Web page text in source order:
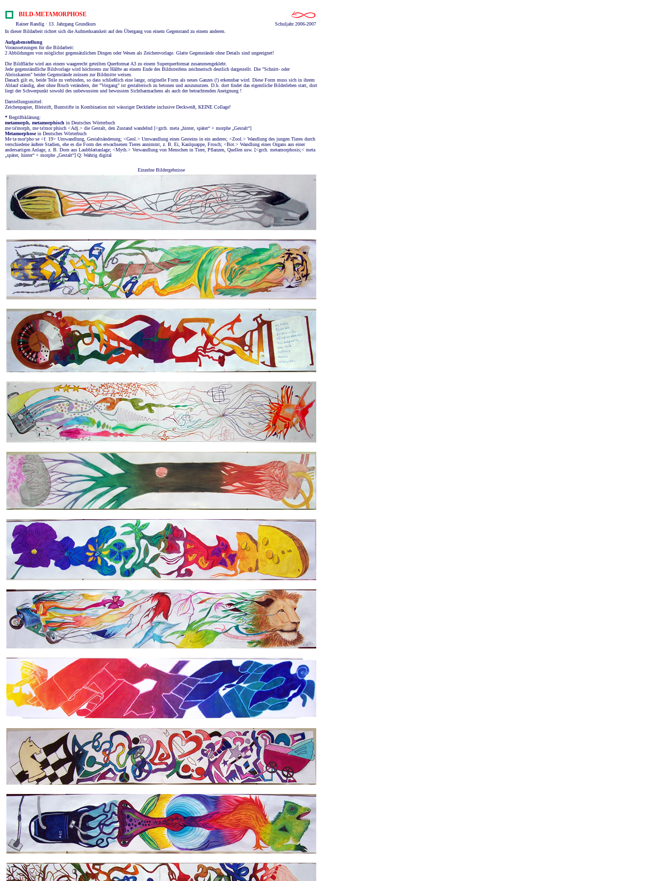
BILD-METAMORPHOSE
Rainer Randig · 13. Jahrgang Grundkurs
Schuljahr 2006-2007
In dieser Bildarbeit richtet sich die Aufmerksamkeit auf den Übergang von einem Gegenstand zu einem anderen.
Aufgabenstellung
Voraussetzungen für die Bildarbeit:
2 Abbildungen von möglichst gegensätzlichen Dingen oder Wesen als Zeichenvorlage. Glatte Gegenstände ohne Details sind ungeeignet!
Die Bildfläche wird aus einem waagerecht geteilten Querformat A3 zu einem Superquerformat zusammengeklebt.
Jede gegenständliche Bildvorlage wird höchstens zur Hälfte an einem Ende des Bildstreifens zeichnerisch deutlich dargestellt. Die "Schnitt- oder
Abrisskanten" beider Gegenstände müssen zur Bildmitte weisen.
Danach gilt es, beide Teile zu verbinden, so dass schließlich eine lange, originelle Form als neues Ganzes (!) erkennbar wird. Diese Form muss sich in ihrem
Ablauf ständig, aber ohne Bruch verändern, der "Vorgang" ist gestalterisch zu betonen und auszunutzen. D.h. dort findet das eigentliche Bilderleben statt, dort
liegt der Schwerpunkt sowohl des unbewussten und bewussten Sichtbarmachens als auch der betrachtenden Aneignung !
Darstellungsmittel:
Zeichenpapier, Bleistift, Buntstifte in Kombination mit wässriger Deckfarbe inclusive Deckweiß, KEINE Collage!
* Begriffsklärung:
metamorph, metamorphisch in Deutsches Wörterbuch
me·ta'morph, me·ta'mor·phisch <Adj.> die Gestalt, den Zustand wandelnd [<grch. meta „hinter, später“ + morphe „Gestalt“]
Metamorphosein Deutsches Wörterbuch
Me·ta·mor'pho·se <f. 19> Umwandlung, Gestaltsänderung; <Geol.> Umwandlung eines Gesteins in ein anderes; <Zool.> Wandlung des jungen Tieres durch
verschiedene äußere Stadien, ehe es die Form des erwachsenen Tieres annimmt, z. B. Ei, Kaul­quappe, Frosch; <Bot.> Wandlung eines Organs aus einer
andersartigen Anlage, z. B. Dorn aus Laubblattanlage; <Myth.> Verwandlung von Menschen in Tiere, Pflanzen, Quellen usw. [<grch. metamorphosis;< meta
„später, hinter“ + morphe „Ge­stalt“] Q: Wahrig digital
Einzelne Bildergebnisse